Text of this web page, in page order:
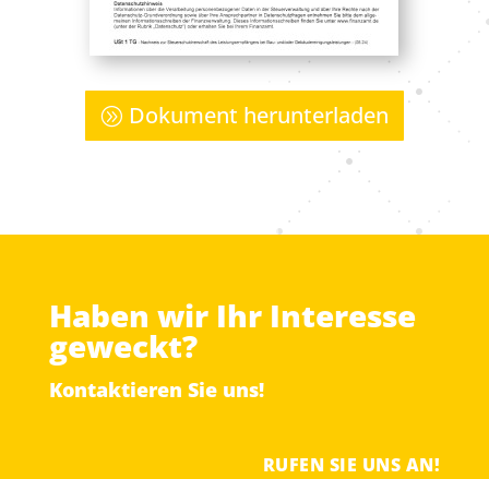
Doku­ment her­un­ter­la­den
Haben wir Ihr Interesse
geweckt?
Kontaktieren Sie uns!
RUFEN SIE UNS AN!